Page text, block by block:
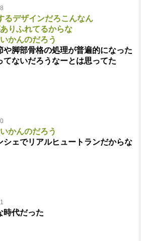
るデザインだろこんなん
りふれてるからな
かんのだろう
や脚部骨格の処理が普遍的になった
てないだろうなーとは思ってた
かんのだろう
シェでリアルヒュートランだからな
時代だった